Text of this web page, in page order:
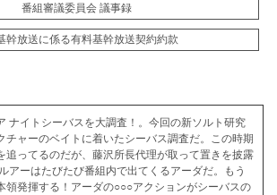
番組審議委員会 議事録
幹放送に係る有料基幹放送契約約款
ナイトシーバスを大調査！。今回の新ソルト研究
チャーのベイトに着いたシーバス調査だ。この時期
追ってるのだが、藤沢所長代理が取って置きを披露
アーはたびたび番組内で出てくるアーダだ。もう
領発揮する！アーダの○○○アクションがシーバスの